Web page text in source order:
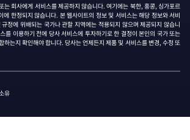
는 회사에게 서비스를 제공하지 않습니다. 여기에는 북한, 홍콩, 싱가포르
에 한정되지 않습니다. 본 웹사이트의 정보 및 서비스는 해당 정보와 서비
정에 위배되는 국가나 관할 지역에는 적용되지 않으며 제공되지 않습니
를 이용하기 전에 당사 서비스에 투자하기로 한 결정이 본인의 국가 또는
하는지 확인해야 합니다. 당사는 언제든지 제품 및 서비스를 변경, 수정 또
유